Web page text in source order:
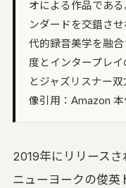
FIELD
キング一致率｜2D/3D で音場を
ANALYZER
ディオアナライザー｜LUFS・ス
MONTAGE
シックのテイク編集｜いちばん
MAXIMIZER
別マキシマイザー｜音を大きく
オによる作品であ
ンダードを交錯さ
代的録音美学を融
度とインタープレ
とジャズリスナー
像引用：Amazon 本
2019年にリリース
ニューヨークの俊英